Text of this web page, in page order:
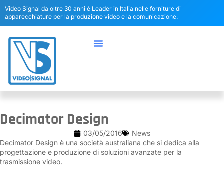
Video Signal da oltre 30 anni è Leader in Italia nelle forniture di
apparecchiature per la produzione video e la comunicazione.
Decimator Design
03/05/2016
News
Decimator Design è una società australiana che si dedica alla
progettazione e produzione di soluzioni avanzate per la
trasmissione video.